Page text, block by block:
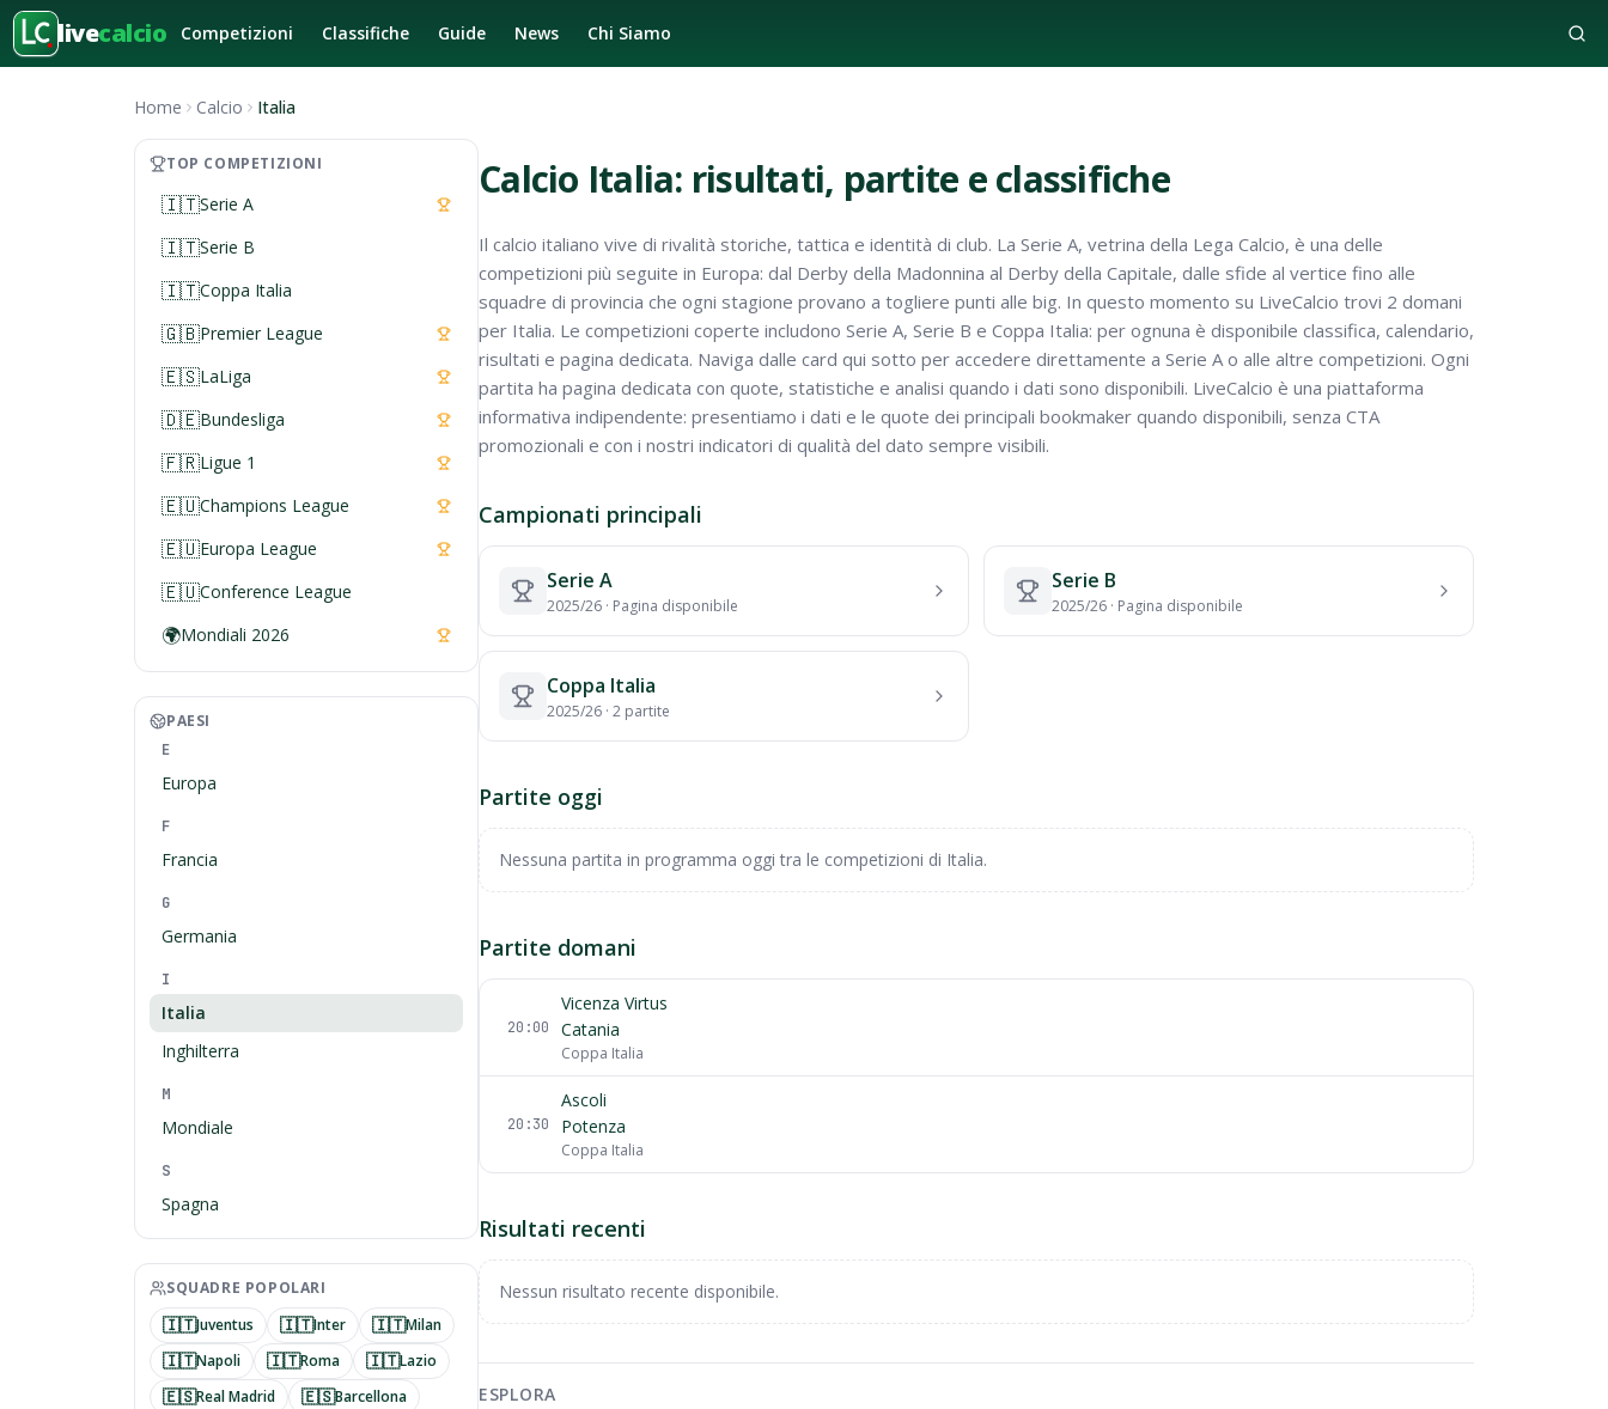
livecalcio Competizioni Classifiche Guide News Chi Siamo
Home Calcio Italia
TOP COMPETIZIONI
🇮🇹Serie A
🇮🇹Serie B
🇮🇹Coppa Italia
🇬🇧Premier League
🇪🇸LaLiga
🇩🇪Bundesliga
🇫🇷Ligue 1
🇪🇺Champions League
🇪🇺Europa League
🇪🇺Conference League
🌍Mondiali 2026
PAESI
E
Europa
F
Francia
G
Germania
I
Italia
Inghilterra
M
Mondiale
S
Spagna
SQUADRE POPOLARI
🇮🇹Juventus 🇮🇹Inter 🇮🇹Milan
🇮🇹Napoli 🇮🇹Roma 🇮🇹Lazio
🇪🇸Real Madrid 🇪🇸Barcellona
Calcio Italia: risultati, partite e classifiche
Il calcio italiano vive di rivalità storiche, tattica e identità di club. La Serie A, vetrina della Lega Calcio, è una delle
competizioni più seguite in Europa: dal Derby della Madonnina al Derby della Capitale, dalle sfide al vertice fino alle
squadre di provincia che ogni stagione provano a togliere punti alle big. In questo momento su LiveCalcio trovi 2 domani
per Italia. Le competizioni coperte includono Serie A, Serie B e Coppa Italia: per ognuna è disponibile classifica, calendario,
risultati e pagina dedicata. Naviga dalle card qui sotto per accedere direttamente a Serie A o alle altre competizioni. Ogni
partita ha pagina dedicata con quote, statistiche e analisi quando i dati sono disponibili. LiveCalcio è una piattaforma
informativa indipendente: presentiamo i dati e le quote dei principali bookmaker quando disponibili, senza CTA
promozionali e con i nostri indicatori di qualità del dato sempre visibili.
Campionati principali
Serie A
2025/26 · Pagina disponibile
Serie B
2025/26 · Pagina disponibile
Coppa Italia
2025/26 · 2 partite
Partite oggi
Nessuna partita in programma oggi tra le competizioni di Italia.
Partite domani
20:00
Vicenza Virtus
Catania
Coppa Italia
20:30
Ascoli
Potenza
Coppa Italia
Risultati recenti
Nessun risultato recente disponibile.
ESPLORA